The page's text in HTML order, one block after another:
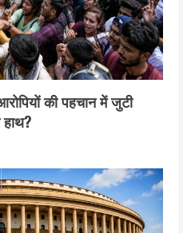
की पहचान में जुटी